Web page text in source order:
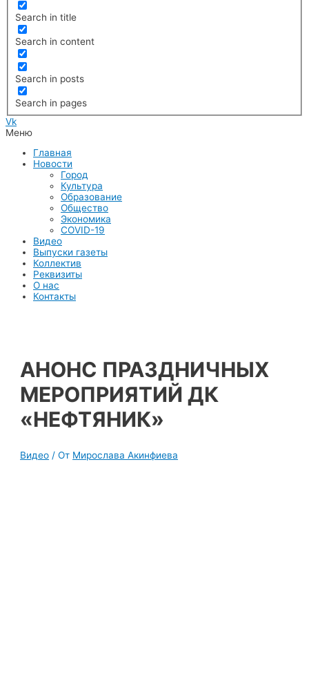
Search in title
Search in content
Search in posts
Search in pages
Vk
Меню
Главная
Новости
Город
Культура
Образование
Общество
Экономика
COVID-19
Видео
Выпуски газеты
Коллектив
Реквизиты
О нас
Контакты
АНОНС ПРАЗДНИЧНЫХ
МЕРОПРИЯТИЙ ДК
«НЕФТЯНИК»
Видео / От Мирослава Акинфиева